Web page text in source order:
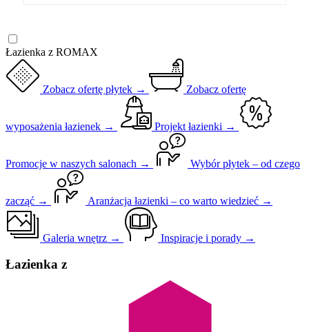
Łazienka z ROMAX
Zobacz ofertę płytek → Zobacz ofertę
wyposażenia łazienek → Projekt łazienki →
Promocje w naszych salonach → Wybór płytek – od czego
zacząć → Aranżacja łazienki – co warto wiedzieć →
Galeria wnętrz → Inspiracje i porady →
Łazienka z